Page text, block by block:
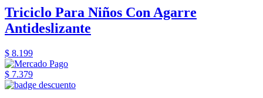
Triciclo Para Niños Con Agarre
Antideslizante
$ 8.199
$ 7.379